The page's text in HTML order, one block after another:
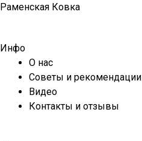
Перейти
Раменская Ковка
Инфо
О нас
Советы и рекомендации
Видео
Контакты и отзывы